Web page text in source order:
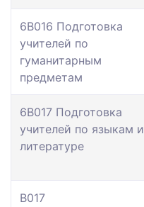
6В016 Подготовка
учителей по
гуманитарным
предметам
6В017 Подготовка
учителей по языкам и
литературе
В017